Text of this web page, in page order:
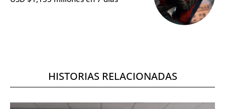
HISTORIAS RELACIONADAS